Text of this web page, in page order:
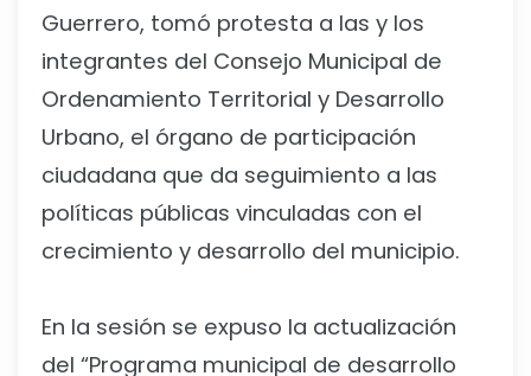
Guerrero, tomó protesta a las y los
integrantes del Consejo Municipal de
Ordenamiento Territorial y Desarrollo
Urbano, el órgano de participación
ciudadana que da seguimiento a las
políticas públicas vinculadas con el
crecimiento y desarrollo del municipio.
En la sesión se expuso la actualización
del “Programa municipal de desarrollo